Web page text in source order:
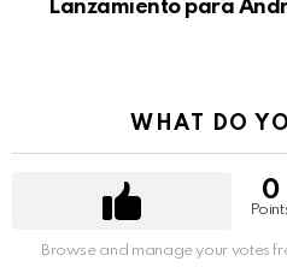
Lanzamiento para
WHAT DO
0
Browse and manage your votes